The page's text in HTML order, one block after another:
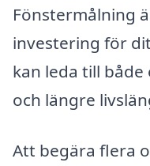
Fönstermålning
investering för
kan leda till
och längre
Att begära flera